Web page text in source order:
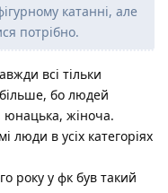
катанні, але
потрібно.
всі тільки
більше, бо людей
юнацька, жіноча.
люди в усіх категоріях
року у фк був такий